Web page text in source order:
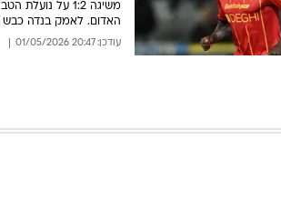
משיגה 1:2 על
האדום. לאמק בנדה כבש
עודכן: 20:47 01/05/2026